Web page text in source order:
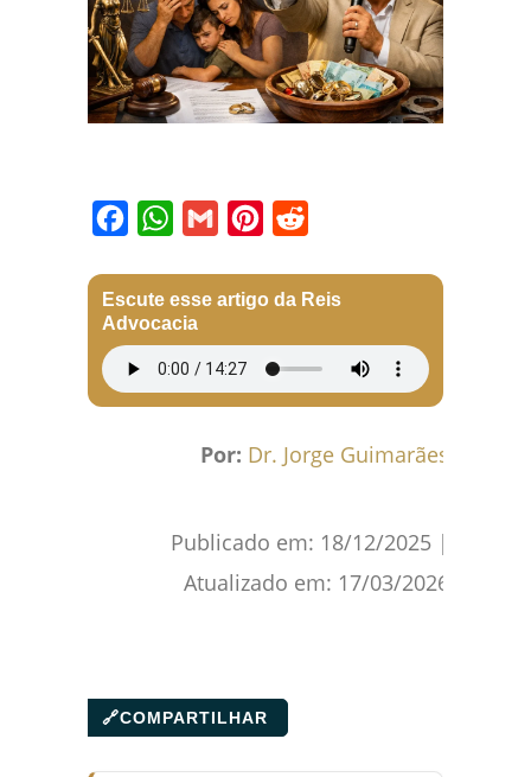
Escute esse artigo da Reis
Advocacia
Por: Dr. Jorge Guimarães
Publicado em: 18/12/2025 |
Atualizado em: 17/03/2026
🔗COMPARTILHAR